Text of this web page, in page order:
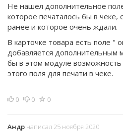
Не нашел дополнительное
которое печаталось бы в чеке,
ранее и которое очень ждали.
В карточке товара есть поле "
добавляется дополнительным
бы в этом модуле
этого поля для печати в чеке.
0 0 0
Андр написал 25 ноября 2020